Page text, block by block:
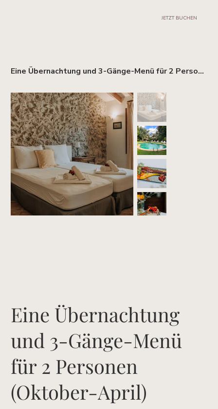
JETZT BUCHEN
Eine Übernachtung und 3-Gänge-Menü für 2 Personen (Oktober-April)
Eine Übernachtung
und 3-Gänge-Menü
für 2 Personen
(Oktober-April)